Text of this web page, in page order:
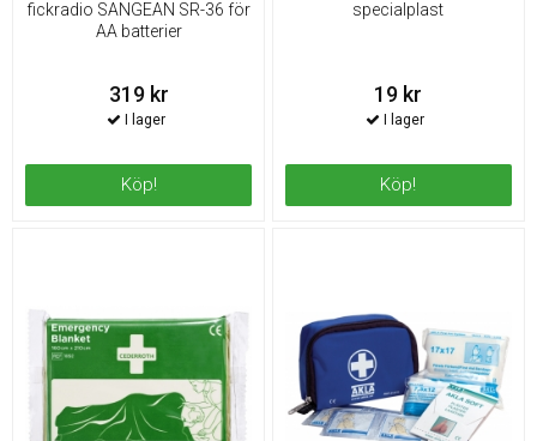
fickradio SANGEAN SR-36 för
AA batterier
319 kr
Köp!
specialplast
19 kr
Köp!